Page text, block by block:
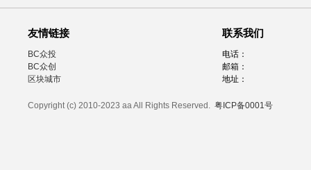
友情链接
BC众投
BC众创
区块城市
联系我们
电话：
邮箱：
地址：
Copyright (c) 2010-2023 aa All Rights Reserved. 粤ICP备0001号